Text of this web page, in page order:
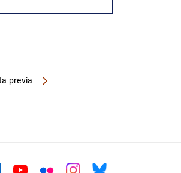
previa
YoutubeFlickrInstagram
Bluesky